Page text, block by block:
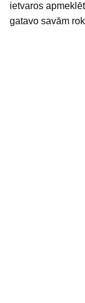
ietvaros
gatavo savām